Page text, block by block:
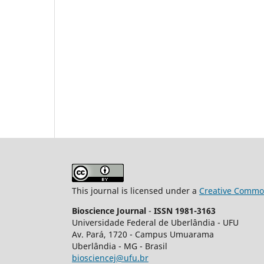
This journal is licensed under a Creative
Bioscience Journal - ISSN 1981-3163
Universidade Federal de Uberlândia - UFU
Av. Pará, 1720 - Campus Umuarama
Uberlândia - MG - Brasil
biosciencej@ufu.br